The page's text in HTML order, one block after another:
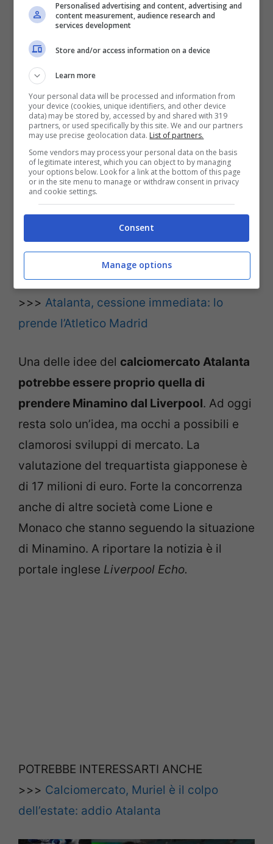
mossa di calciatore e società che
potrebbero decidere di interrompere
anzitempo il loro rapporto. Il contratto del
giocatore giapponese scadrà nel 2024 e al
momento non si parla di rinnovo o di un
ritocco dell’ingaggio.
Nelle ultime ore è spuntata fuoril’Atalanta
per Minamino del Liverpool.Il club
bergamasco è interessata al 27enne
giapponese che, nell’ultima stagione ha
giocato 24 partite con 10 gol.
POTREBBE INTERESSARTI ANCHE
>>> Atalanta, cessione immediata: lo
prende l’Atletico Madrid
Una delle idee del calciomercato Atalanta
potrebbe essere proprio quella di
prendere Minamino dal Liverpool. Ad oggi
resta solo un’idea, ma occhi a possibili e
clamorosi sviluppi di mercato. La
valutazione del trequartista giapponese è
di 17 milioni di euro. Forte la concorrenza
anche di altre società come Lione e
Monaco che stanno seguendo la situazione
di Minamino. A riportare la notizia è il
portale inglese Liverpool Echo.
POTREBBE INTERESSARTI ANCHE
>>> Calciomercato, Muriel è il colpo
dell’estate: addio Atalanta
Personalised advertising and content, advertising and
content measurement, audience research and
services development
Store and/or access information on a device
Learn more
Your personal data will be processed and information from
your device (cookies, unique identifiers, and other device
data) may be stored by, accessed by and shared with 319
partners, or used specifically by this site. We and our partners
may use precise geolocation data. List of partners.
Some vendors may process your personal data on the basis
of legitimate interest, which you can object to by managing
your options below. Look for a link at the bottom of this page
or in the site menu to manage or withdraw consent in privacy
and cookie settings.
Consent
Manage options